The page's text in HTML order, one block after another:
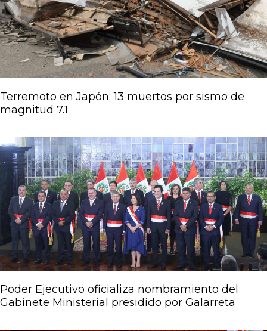
Terremoto en Japón: 13 muertos por sismo de
magnitud 7.1
Poder Ejecutivo oficializa nombramiento del
Gabinete Ministerial presidido por Galarreta